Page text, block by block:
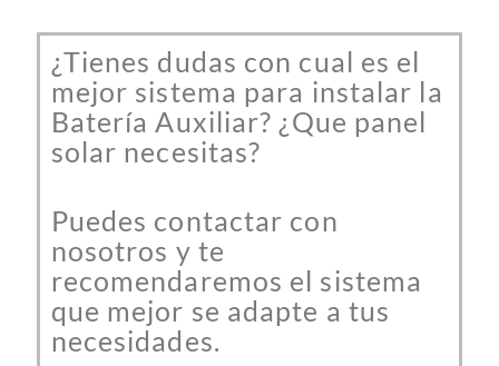
¿Tienes dudas con cual es el
mejor sistema para instalar la
Batería Auxiliar? ¿Que panel
solar necesitas?
Puedes contactar con
nosotros y te
recomendaremos el sistema
que mejor se adapte a tus
necesidades.